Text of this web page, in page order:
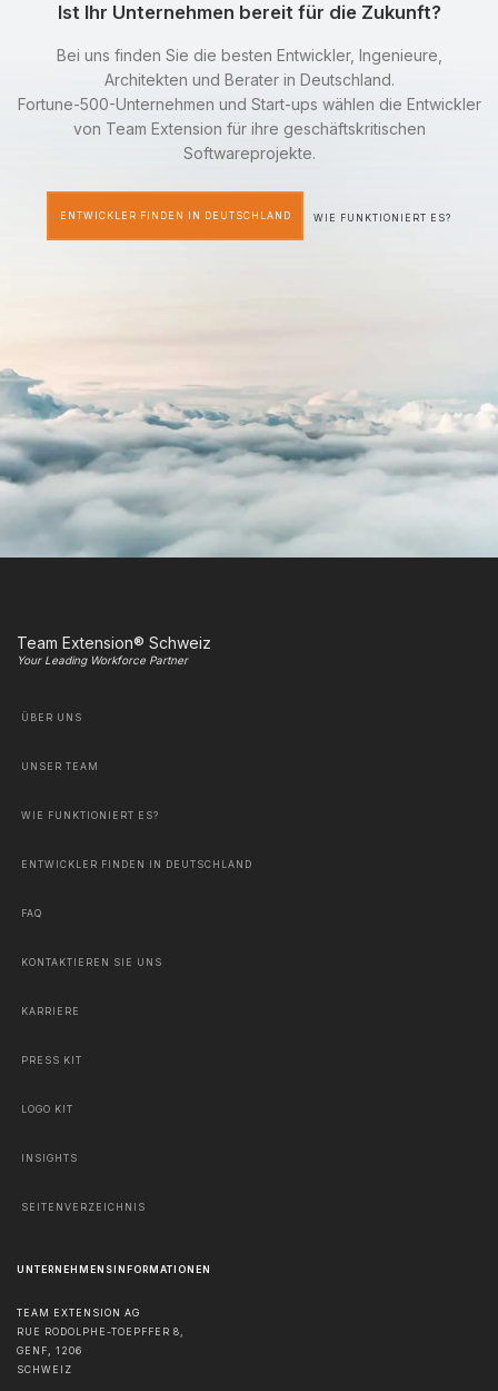
Ist Ihr Unternehmen bereit für die Zukunft?
Bei uns finden Sie die besten Entwickler, Ingenieure,
Architekten und Berater in Deutschland.
Fortune-500-Unternehmen und Start-ups wählen die Entwickler
von Team Extension für ihre geschäftskritischen
Softwareprojekte.
ENTWICKLER FINDEN IN DEUTSCHLAND WIE FUNKTIONIERT ES?
Team Extension® Schweiz
Your Leading Workforce Partner
ÜBER UNS
UNSER TEAM
WIE FUNKTIONIERT ES?
ENTWICKLER FINDEN IN DEUTSCHLAND
FAQ
KONTAKTIEREN SIE UNS
KARRIERE
PRESS KIT
LOGO KIT
INSIGHTS
SEITENVERZEICHNIS
UNTERNEHMENSINFORMATIONEN
TEAM EXTENSION AG
RUE RODOLPHE-TOEPFFER 8,
GENF, 1206
SCHWEIZ